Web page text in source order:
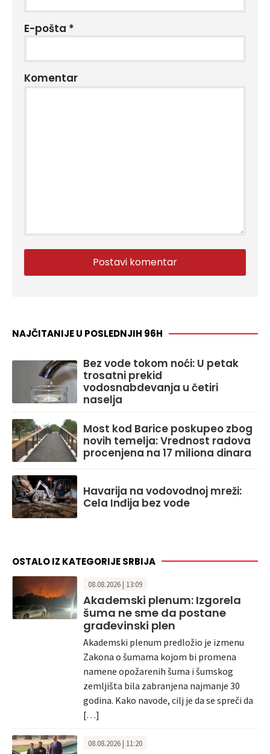
E-pošta *
Komentar
NAJČITANIJE U POSLEDNJIH 96H
Bez vode tokom noći: U petak
trosatni prekid
vodosnabdevanja u četiri
naselja
Most kod Barice poskupeo zbog
novih temelja: Vrednost radova
procenjena na 17 miliona dinara
Havarija na vodovodnoj mreži:
Cela Inđija bez vode
OSTALO IZ KATEGORIJE SRBIJA
08.08.2026 | 13:09
Akademski plenum: Izgorela
šuma ne sme da postane
građevinski plen
Akademski plenum predložio je izmenu
Zakona o šumama kojom bi promena
namene opožarenih šuma i šumskog
zemljišta bila zabranjena najmanje 30
godina. Kako navode, cilj je da se spreči da
[…]
08.08.2026 | 11:20